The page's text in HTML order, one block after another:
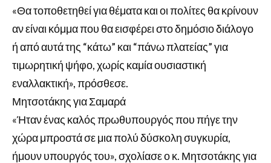
«Θα τοποθετηθεί για θέματα και οι πολίτες θα κρίνουν
αν είναι κόμμα που θα εισφέρει στο δημόσιο διάλογο
ή από αυτά της “κάτω” και “πάνω πλατείας” για
τιμωρητική ψήφο, χωρίς καμία ουσιαστική
εναλλακτική», πρόσθεσε.
Μητσοτάκης για Σαμαρά
«Ήταν ένας καλός πρωθυπουργός που πήγε την
χώρα μπροστά σε μια πολύ δύσκολη συγκυρία,
ήμουν υπουργός του», σχολίασε ο κ. Μητσοτάκης για